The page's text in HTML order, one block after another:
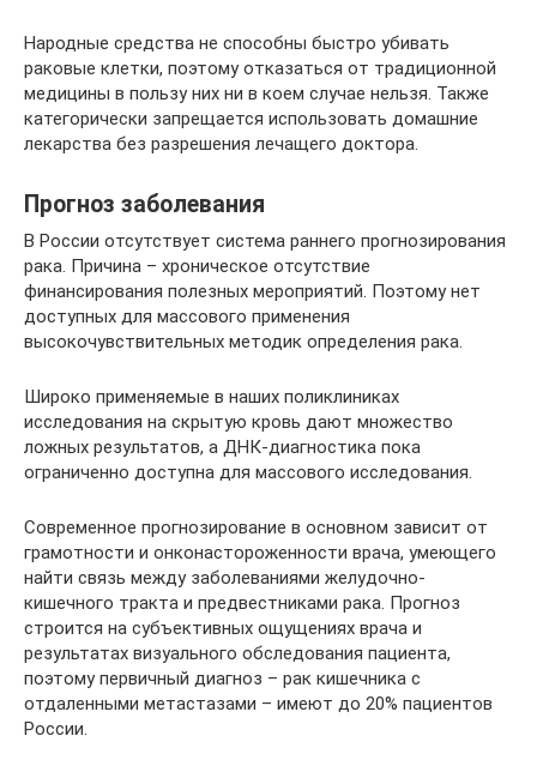
Народные средства не способны быстро убивать
раковые клетки, поэтому отказаться от традиционной
медицины в пользу них ни в коем случае нельзя. Также
категорически запрещается использовать домашние
лекарства без разрешения лечащего доктора.
Прогноз заболевания
В России отсутствует система раннего прогнозирования
рака. Причина – хроническое отсутствие
финансирования полезных мероприятий. Поэтому нет
доступных для массового применения
высокочувствительных методик определения рака.
Широко применяемые в наших поликлиниках
исследования на скрытую кровь дают множество
ложных результатов, а ДНК-диагностика пока
ограниченно доступна для массового исследования.
Современное прогнозирование в основном зависит от
грамотности и онконастороженности врача, умеющего
найти связь между заболеваниями желудочно-
кишечного тракта и предвестниками рака. Прогноз
строится на субъективных ощущениях врача и
результатах визуального обследования пациента,
поэтому первичный диагноз – рак кишечника с
отдаленными метастазами – имеют до 20% пациентов
России.